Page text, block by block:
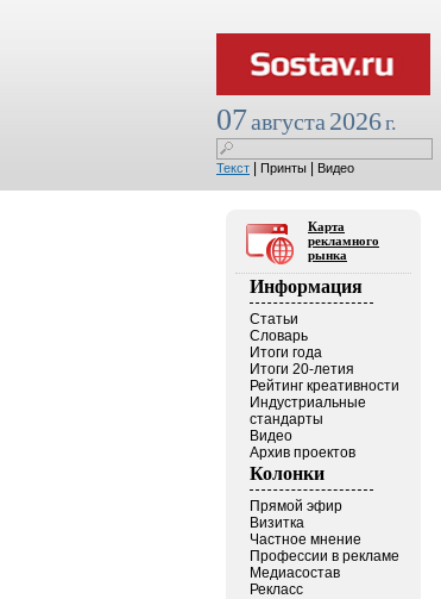
07августа 2026г.
Текст Принты Видео
Карта
рекламного
рынка
Информация
Статьи
Словарь
Итоги года
Итоги 20-летия
Рейтинг креативности
Индустриальные
стандарты
Видео
Архив проектов
Колонки
Прямой эфир
Визитка
Частное мнение
Профессии в рекламе
Медиасостав
Рекласс